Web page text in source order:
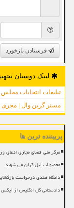
فرستادن بازخورد
لینک دوستان
تبلیغات انتخابات مجلس
مستر گرین وال | مجری
پربیننده ترین ها
مرکز ملی فضای مجازی ادعای
محصولات اپل گران می شوند
دادگاه هندی درخواست
دادستانی کل انگلیس از